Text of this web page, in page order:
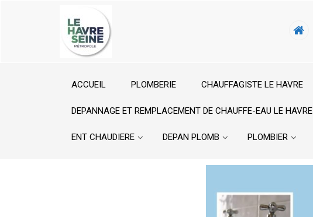
ACCUEIL PLOMBERIE CHAUFFAGISTE LE HAVRE
DEPANNAGE ET REMPLACEMENT DE CHAUFFE-EAU LE HAVRE
ENT CHAUDIERE DEPAN PLOMB PLOMBIER